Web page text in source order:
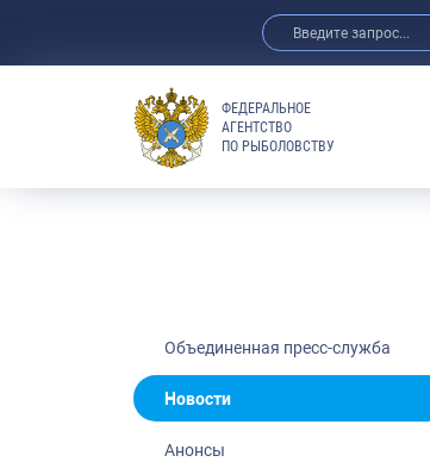
ФЕДЕРАЛЬНОЕ
АГЕНТСТВО
ПО РЫБОЛОВСТВУ
Объединенная пресс-служба
Новости
Анонсы